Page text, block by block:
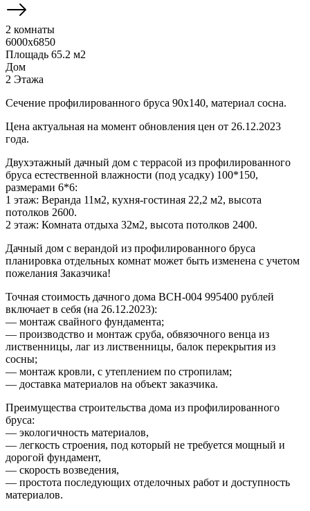
2 комнаты
6000x6850
Площадь 65.2 м2
Дом
2 Этажа
Сечение профилированного бруса 90х140, материал сосна.
Цена актуальная на момент обновления цен от 26.12.2023
года.
Двухэтажный дачный дом с террасой из профилированного
бруса естественной влажности (под усадку) 100*150,
размерами 6*6:
1 этаж: Веранда 11м2, кухня-гостиная 22,2 м2, высота
потолков 2600.
2 этаж: Комната отдыха 32м2, высота потолков 2400.
Дачный дом с верандой из профилированного бруса
планировка отдельных комнат может быть изменена с учетом
пожелания Заказчика!
Точная стоимость дачного дома ВСН-004 995400 рублей
включает в себя (на 26.12.2023):
— монтаж свайного фундамента;
— производство и монтаж сруба, обвязочного венца из
лиственницы, лаг из лиственницы, балок перекрытия из
сосны;
— монтаж кровли, с утеплением по стропилам;
— доставка материалов на объект заказчика.
Преимущества строительства дома из профилированного
бруса:
— экологичность материалов,
— легкость строения, под который не требуется мощный и
дорогой фундамент,
— скорость возведения,
— простота последующих отделочных работ и доступность
материалов.